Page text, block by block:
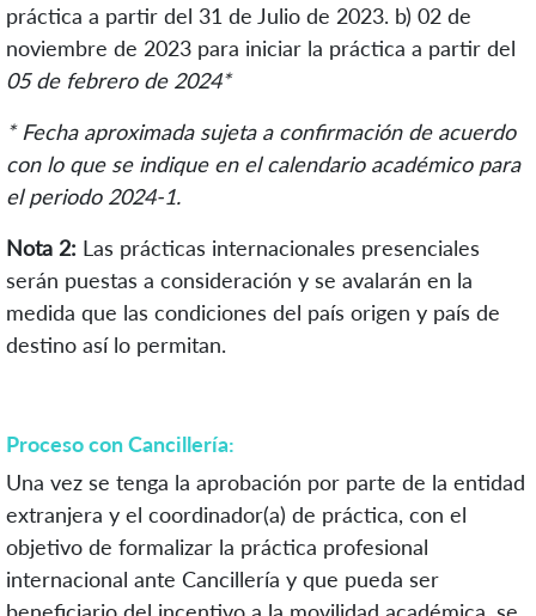
práctica a partir del 31 de Julio de 2023. b) 02 de
noviembre de 2023 para iniciar la práctica a partir del
05 de febrero de 2024*
* Fecha aproximada sujeta a confirmación de acuerdo
con lo que se indique en el calendario académico para
el periodo 2024-1.
Nota 2: Las prácticas internacionales presenciales
serán puestas a consideración y se avalarán en la
medida que las condiciones del país origen y país de
destino así lo permitan.
Proceso con Cancillería:
Una vez se tenga la aprobación por parte de la entidad
extranjera y el coordinador(a) de práctica, con el
objetivo de formalizar la práctica profesional
internacional ante Cancillería y que pueda ser